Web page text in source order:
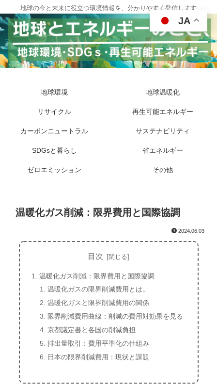
地球の今と未来に役立つ環境情報を、分かりやすく発信します
地球環境 地球温暖化
リサイクル 再生可能エネルギー
カーボンニュートラル サステナビリティ
SDGsと暮らし 省エネルギー
ゼロエミッション その他
温暖化ガス削減：限界費用と国際協調
2024.06.03
目次
温暖化ガス削減：限界費用と国際協調
温暖化ガスの限界削減費用とは。
温暖化ガスと限界削減費用の関係
限界削減費用曲線：削減の費用対効果を見る
京都議定書と各国の削減負担
排出量取引：費用平準化の仕組み
日本の限界削減費用：現状と課題
JA